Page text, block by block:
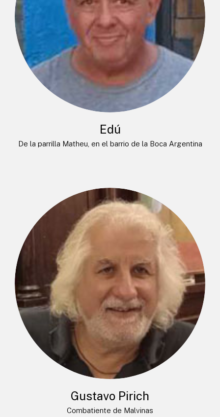
Edú
De la parrilla Matheu, en el barrio de la Boca Argentina
Gustavo Pirich
Combatiente de Malvinas